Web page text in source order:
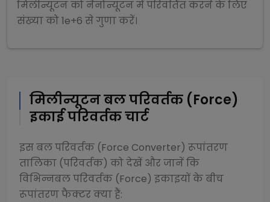
मिलीन्यूटनकोनैनोन्यूटनमें परिवर्तित करने के लिए
संख्या को1e+6 सेगुणाकरें।
मिलीन्यूटनबल परिवर्तक (Force)
इकाई परिवर्तक चार्ट
इसबल परिवर्तक (Force Converter) रूपांतरण
तालिका (परिवर्तक) को देखें और जानें कि
विभिन्नबल परिवर्तक (Force) इकाइयों के बीच
रूपांतरण फैक्टर क्या हैं: